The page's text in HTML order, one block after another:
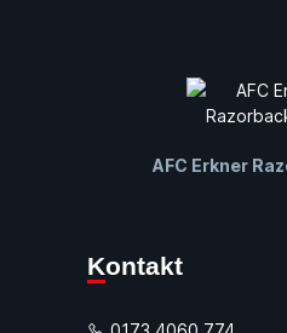
AFC Erkner
Kontakt